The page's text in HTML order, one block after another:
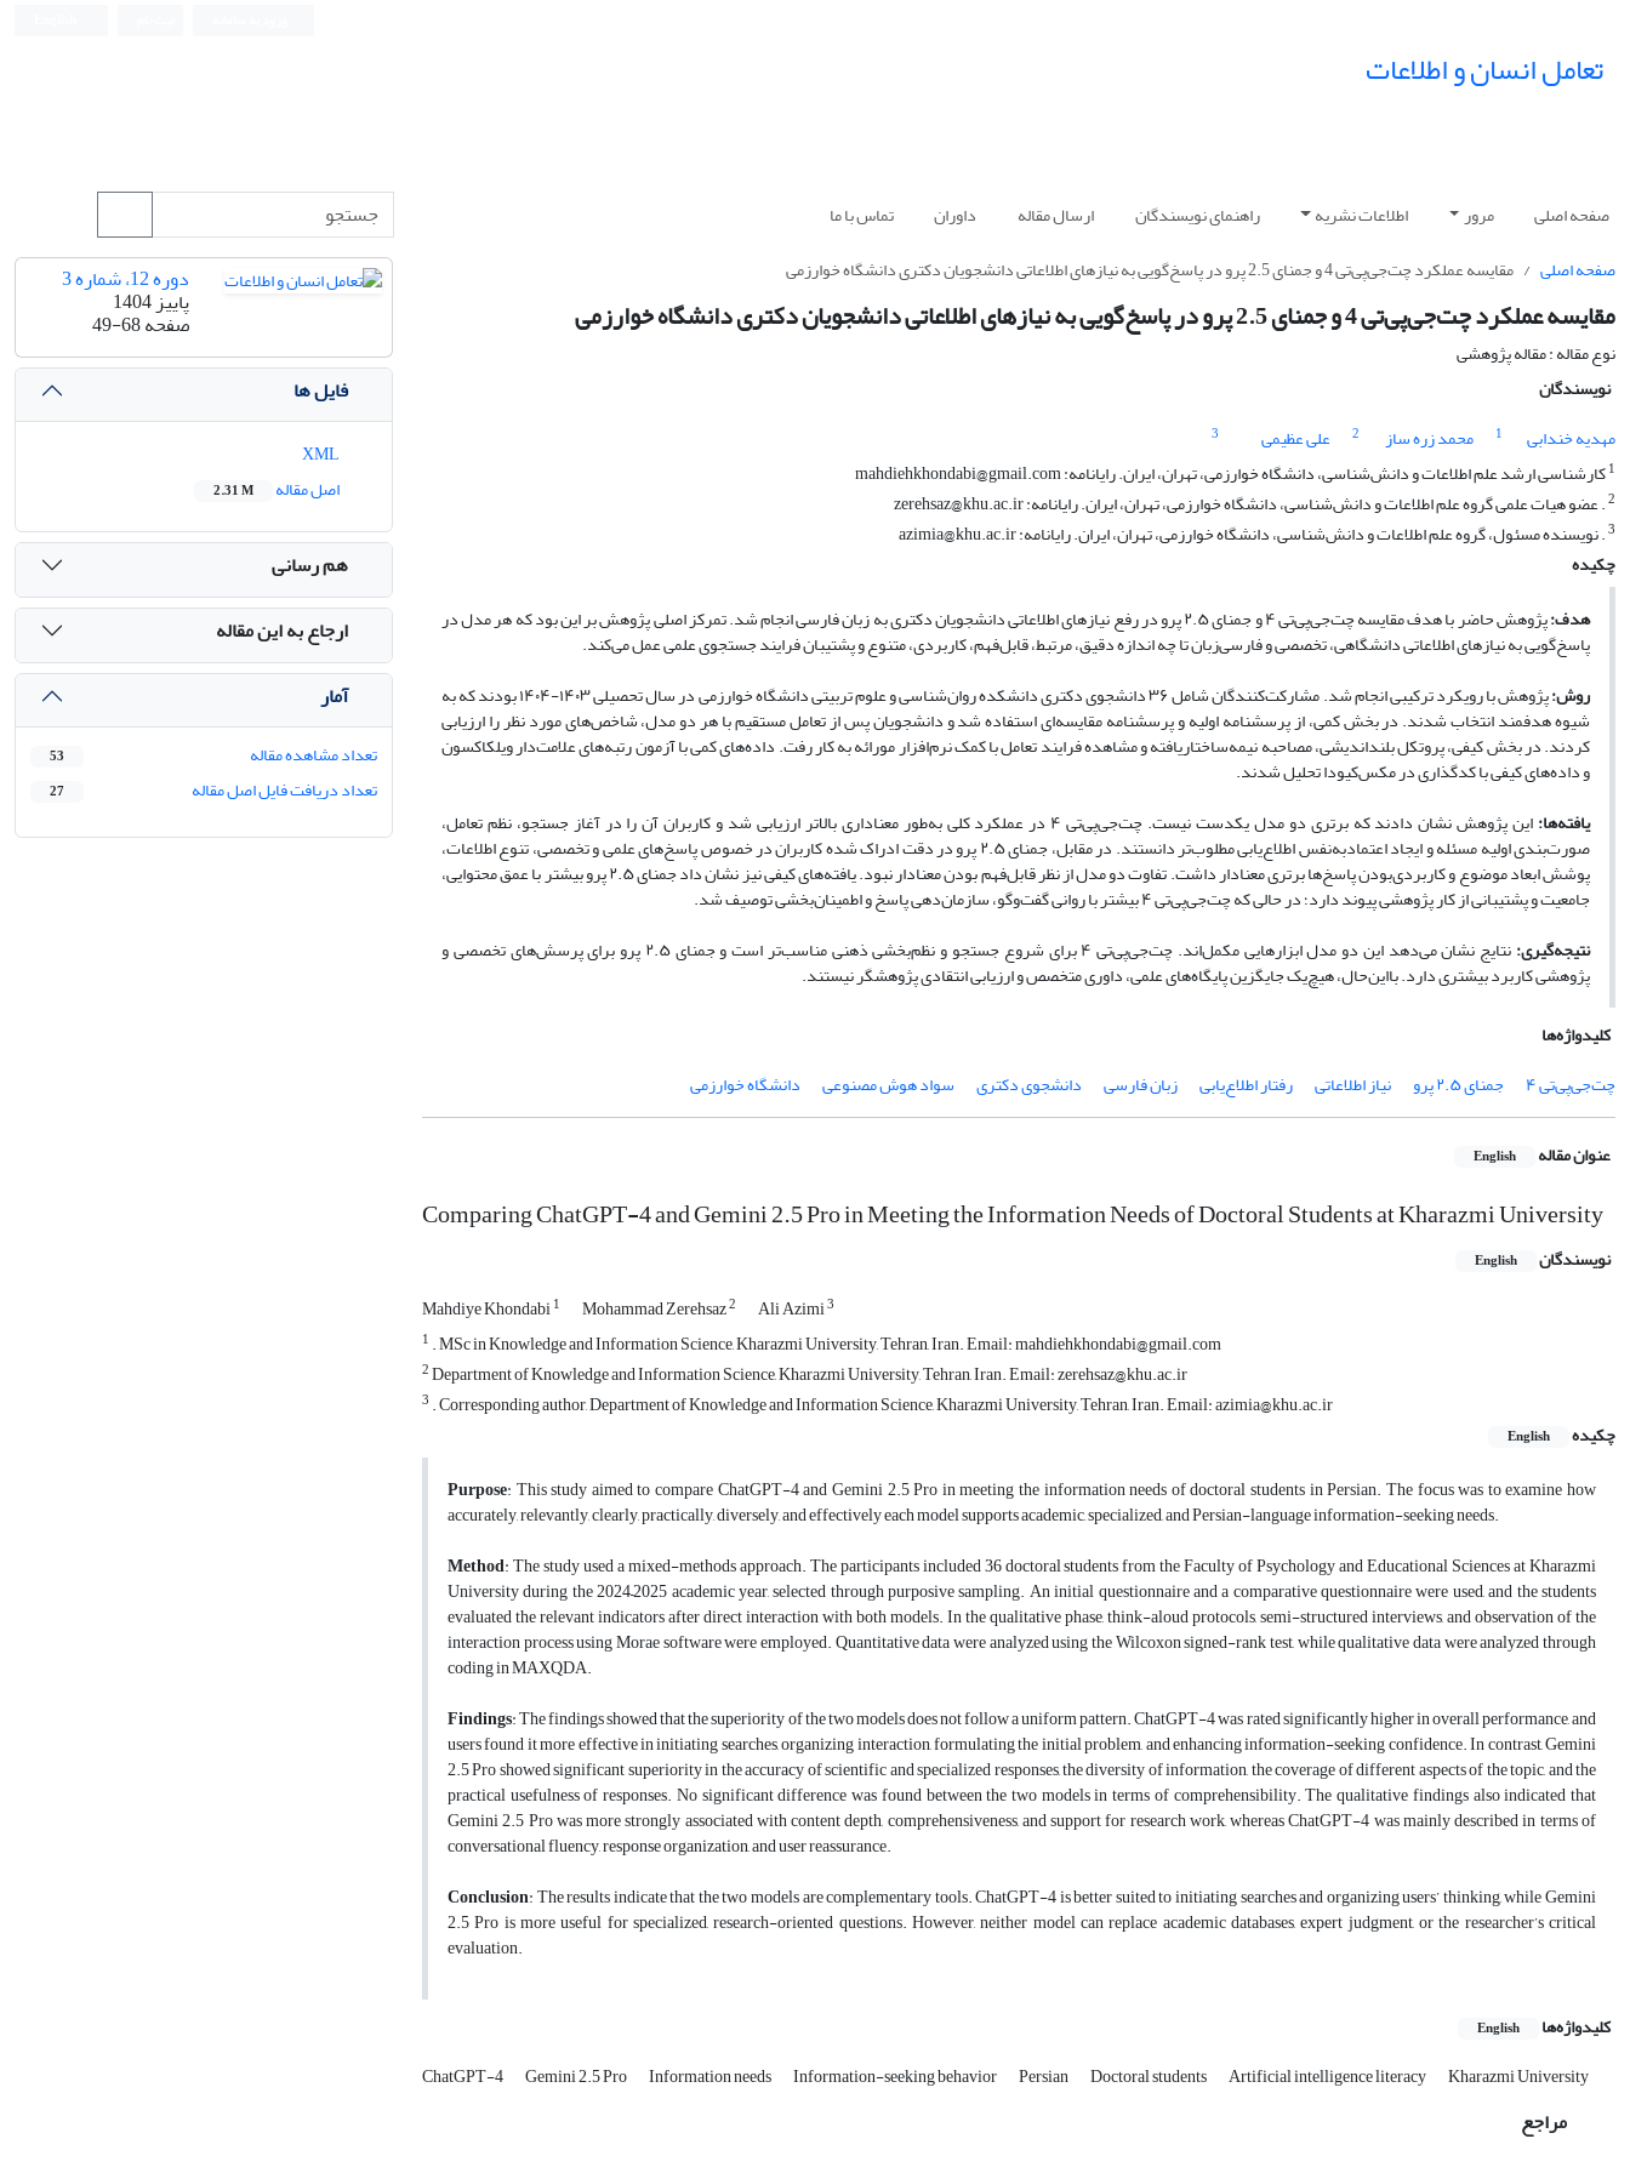
تعامل انسان و اطلاعات
صفحه اصلی مرور اطلاعات نشریه راهنمای نویسندگان ارسال مقاله داوران
تماس با ما
صفحه اصلی
مقایسه عملکرد چت‌جی‌پی‌تی 4 و جمنای 2.5 پرو در پاسخ‌گویی به نیازهای اطلاعاتی دانشجویان دکتری دانشگاه خوارزمی
مقایسه عملکرد چت‌جی‌پی‌تی 4 و جمنای 2.5 پرو در پاسخ‌گویی به نیازهای اطلاعاتی دانشجویان دکتری دانشگاه خوارزمی
نوع مقاله : مقاله پژوهشی
نویسندگان
مهدیه خندابی
1 محمد زره ساز 2 علی عظیمی
3
1کارشناسی ارشد علم اطلاعات و دانش‌شناسی، دانشگاه خوارزمی، تهران، ایران. رایانامه: mahdiehkhondabi@gmail.com
2. عضو هیات علمی گروه علم اطلاعات و دانش‌شناسی، دانشگاه خوارزمی، تهران، ایران. رایانامه: zerehsaz@khu.ac.ir
3. نویسنده مسئول، گروه علم اطلاعات و دانش‌شناسی، دانشگاه خوارزمی، تهران، ایران. رایانامه: azimia@khu.ac.ir
چکیده
هدف:
پژوهش حاضر با هدف مقایسه چت‌جی‌پی‌تی ۴ و جمنای ۲.۵ پرو در رفع نیازهای اطلاعاتی دانشجویان دکتری به زبان فارسی انجام شد. تمرکز اصلی پژوهش بر این بود که هر مدل در
پاسخ‌گویی به نیازهای اطلاعاتی دانشگاهی، تخصصی و فارسی‌زبان تا چه اندازه دقیق، مرتبط، قابل‌فهم، کاربردی، متنوع و پشتیبان فرایند جستجوی علمی عمل می‌کند.
روش:
پژوهش با رویکرد ترکیبی انجام شد. مشارکت‌کنندگان شامل ۳۶ دانشجوی دکتری دانشکده روان‌شناسی و علوم تربیتی دانشگاه خوارزمی در سال تحصیلی ۱۴۰۳-۱۴۰۴ بودند که به
شیوه هدفمند انتخاب شدند. در بخش کمی، از پرسشنامه اولیه و پرسشنامه مقایسه‌ای استفاده شد و دانشجویان پس از تعامل مستقیم با هر دو مدل، شاخص‌های مورد نظر را ارزیابی
کردند. در بخش کیفی، پروتکل بلنداندیشی، مصاحبه نیمه‌ساختاریافته و مشاهده فرایند تعامل با کمک نرم‌افزار مورائه به کار رفت. داده‌های کمی با آزمون رتبه‌های علامت‌دار ویلکاکسون
و داده‌های کیفی با کدگذاری در مکس‌کیودا تحلیل شدند.
یافته‌ها:
این پژوهش نشان دادند که برتری دو مدل یکدست نیست. چت‌جی‌پی‌تی ۴ در عملکرد کلی به‌طور معناداری بالاتر ارزیابی شد و کاربران آن را در آغاز جستجو، نظم تعامل،
صورت‌بندی اولیه مسئله و ایجاد اعتمادبه‌نفس اطلاع‌یابی مطلوب‌تر دانستند. در مقابل، جمنای ۲.۵ پرو در دقت ادراک شده کاربران در خصوص پاسخ‌های علمی و تخصصی، تنوع اطلاعات،
پوشش ابعاد موضوع و کاربردی‌بودن پاسخ‌ها برتری معنادار داشت. تفاوت دو مدل از نظر قابل‌فهم بودن معنادار نبود. یافته‌های کیفی نیز نشان داد جمنای ۲.۵ پرو بیشتر با عمق محتوایی،
جامعیت و پشتیبانی از کار پژوهشی پیوند دارد؛ در حالی که چت‌جی‌پی‌تی ۴ بیشتر با روانی گفت‌وگو، سازمان‌دهی پاسخ و اطمینان‌بخشی توصیف شد.
نتیجه‌گیری:
نتایج نشان می‌دهد این دو مدل ابزارهایی مکمل‌اند. چت‌جی‌پی‌تی ۴ برای شروع جستجو و نظم‌بخشی ذهنی مناسب‌تر است و جمنای ۲.۵ پرو برای پرسش‌های تخصصی و
پژوهشی کاربرد بیشتری دارد. بااین‌حال، هیچ‌یک جایگزین پایگاه‌های علمی، داوری متخصص و ارزیابی انتقادی پژوهشگر نیستند.
کلیدواژه‌ها
چت‌جی‌پی‌تی ۴
جمنای ۲.۵ پرو نیاز اطلاعاتی رفتار اطلاع‌یابی زبان فارسی دانشجوی دکتری سواد هوش مصنوعی دانشگاه خوارزمی
عنوان مقاله English
Comparing ChatGPT-4 and Gemini 2.5 Pro in Meeting the Information Needs of Doctoral Students at Kharazmi University
نویسندگان English
Mahdiye Khondabi1 Mohammad Zerehsaz2 Ali Azimi3
1 . MSc in Knowledge and Information Science, Kharazmi University, Tehran, Iran. Email: mahdiehkhondabi@gmail.com
2Department of Knowledge and Information Science, Kharazmi University, Tehran, Iran. Email: zerehsaz@khu.ac.ir
3 . Corresponding author, Department of Knowledge and Information Science, Kharazmi University, Tehran, Iran. Email: azimia@khu.ac.ir
چکیده
English
Purpose: This study aimed to compare ChatGPT-4 and Gemini 2.5 Pro in meeting the information needs of doctoral students in Persian. The focus was to examine how
accurately, relevantly, clearly, practically, diversely, and effectively each model supports academic, specialized, and Persian-language information-seeking needs.
Method: The study used a mixed-methods approach. The participants included 36 doctoral students from the Faculty of Psychology and Educational Sciences at Kharazmi
University during the 2024–2025 academic year, selected through purposive sampling. An initial questionnaire and a comparative questionnaire were used, and the students
evaluated the relevant indicators after direct interaction with both models. In the qualitative phase, think-aloud protocols, semi-structured interviews, and observation of the
interaction process using Morae software were employed. Quantitative data were analyzed using the Wilcoxon signed-rank test, while qualitative data were analyzed through
coding in MAXQDA.
Findings: The findings showed that the superiority of the two models does not follow a uniform pattern. ChatGPT-4 was rated significantly higher in overall performance, and
users found it more effective in initiating searches, organizing interaction, formulating the initial problem, and enhancing information-seeking confidence. In contrast, Gemini
2.5 Pro showed significant superiority in the accuracy of scientific and specialized responses, the diversity of information, the coverage of different aspects of the topic, and the
practical usefulness of responses. No significant difference was found between the two models in terms of comprehensibility. The qualitative findings also indicated that
Gemini 2.5 Pro was more strongly associated with content depth, comprehensiveness, and support for research work, whereas ChatGPT-4 was mainly described in terms of
conversational fluency, response organization, and user reassurance.
Conclusion: The results indicate that the two models are complementary tools. ChatGPT-4 is better suited to initiating searches and organizing users’ thinking, while Gemini
2.5 Pro is more useful for specialized, research-oriented questions. However, neither model can replace academic databases, expert judgment, or the researcher’s critical
evaluation.
کلیدواژه‌ها English
ChatGPT-4 Gemini 2.5 Pro Information needs Information-seeking behavior Persian Doctoral students Artificial intelligence literacy Kharazmi University
مراجع
دوره 12، شماره 3
پاییز 1404
صفحه49-68
فایل ها
اصل مقاله
2.31 M
هم رسانی
ارجاع به این مقاله
آمار
تعداد مشاهده مقاله 53
تعداد دریافت فایل اصل مقاله 27